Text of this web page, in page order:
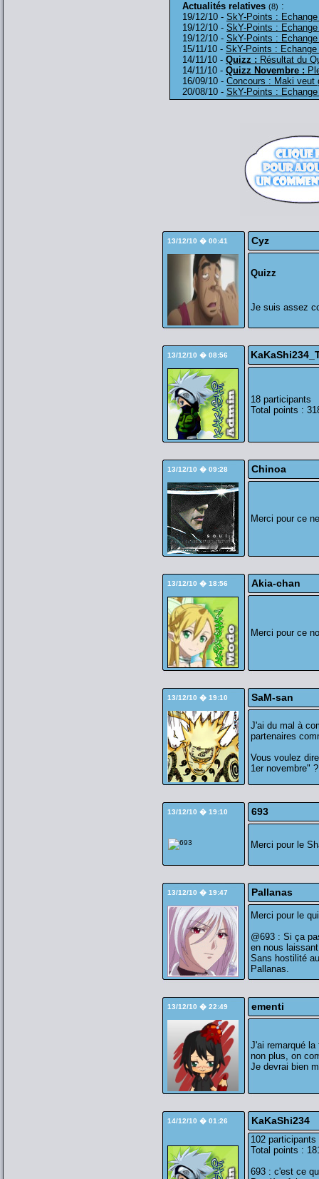
Actualités relatives (8) :
19/12/10 - SkY-Points :
19/12/10 - SkY-Points :
19/12/10 - SkY-Points :
15/11/10 - SkY-Points :
14/11/10 - Quizz : Résultat du
14/11/10 - Quizz Novembre :
16/09/10 - Concours : Maki veut
20/08/10 - SkY-Points :
13/12/10 � 00:41 Cyz
Quizz
Je suis assez
13/12/10 � 08:56
18 participants
Total points :
13/12/10 � 09:28 Chinoa
Merci pour ce
13/12/10 � 18:56 Akia-chan
Merci pour ce
13/12/10 � 19:10 SaM-san
J'ai du mal à
partenaires
Vous voulez
1er novembre"
13/12/10 � 19:10 693
Merci pour le
13/12/10 � 19:47 Pallanas
Merci pour le
@693 : Si ça
en nous
Sans hostilité
Pallanas.
13/12/10 � 22:49 ementi
J'ai remarqué
non plus, on
Je devrai bien
14/12/10 � 01:26 KaKaShi234
102 participants
Total points :
693 : c'est ce